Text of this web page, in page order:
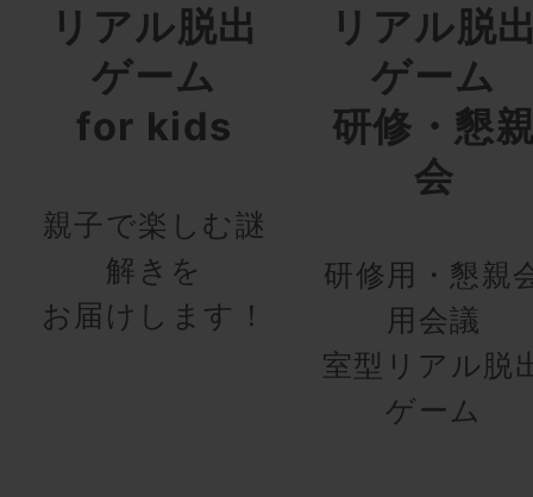
リアル脱出
ゲーム
for kids
親子で楽しむ謎
解きを
お届けします！
リアル脱
ゲーム
研修・懇
会
研修用・懇親
用会議
室型リアル脱
ゲーム